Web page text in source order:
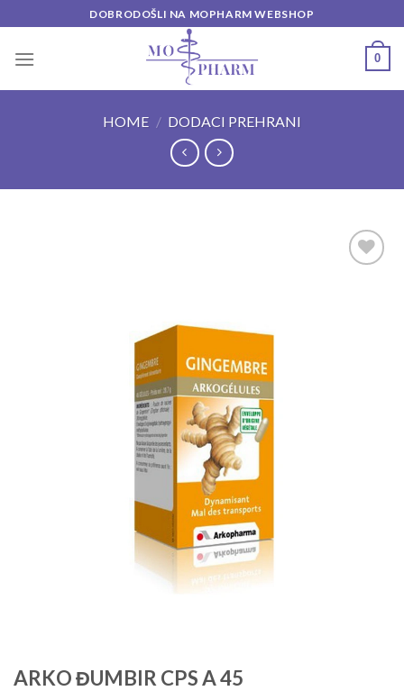
to
content
DOBRODOŠLI NA MOPHARM WEBSHOP
0
HOME / DODACI PREHRANI
ARKO ĐUMBIR CPS A 45